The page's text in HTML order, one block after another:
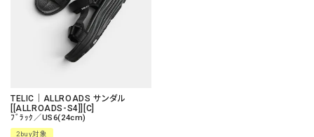
TELIC｜ALLROADS サンダル
[[ALLROADS-S4]][C]
ﾌﾞﾗｯｸ／US6(24cm)
2buy対象